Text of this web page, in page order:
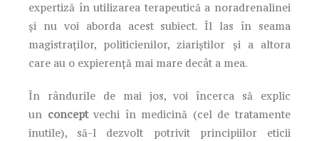
expertiză în utilizarea terapeutică a noradrenalinei
și nu voi aborda acest subiect. Îl las în seama
magistraților, politicienilor, ziariștilor și a altora
care au o expierență mai mare decât a mea.
În rândurile de mai jos, voi încerca să explic
un conceptvechi în medicină (cel de tratamente
inutile), să-l dezvolt potrivit principiilor eticii